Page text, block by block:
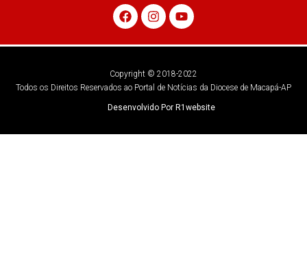
Copyright © 2018-2022
Todos os Direitos Reservados ao Portal de Notícias da Diocese de Macapá-AP
Desenvolvido Por R1website